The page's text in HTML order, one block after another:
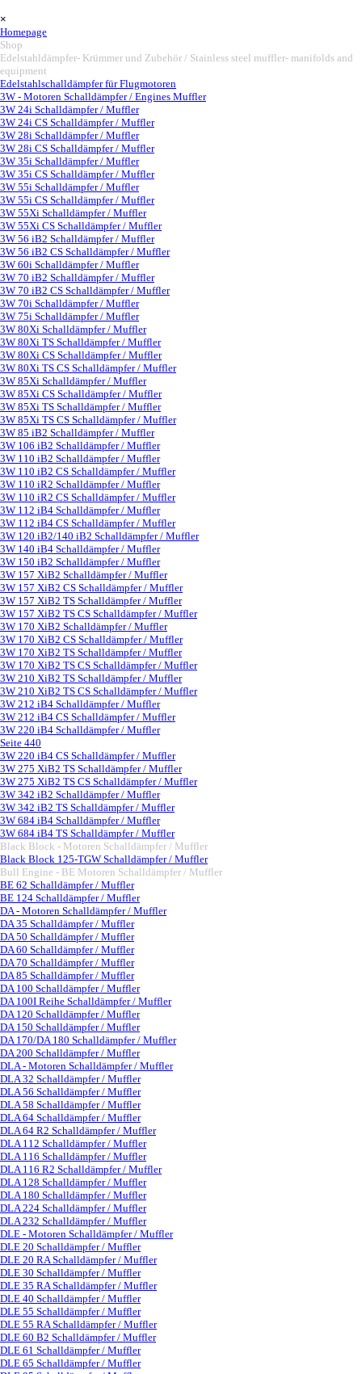
×
Homepage
Shop
Edelstahldämpfer- Krümmer und Zubehör / Stainless steel muffler- manifolds and
equipment
Edelstahlschalldämpfer für Flugmotoren
3W - Motoren Schalldämpfer / Engines Muffler▼
3W 24i Schalldämpfer / Muffler
3W 24i CS Schalldämpfer / Muffler
3W 28i Schalldämpfer / Muffler
3W 28i CS Schalldämpfer / Muffler
3W 35i Schalldämpfer / Muffler
3W 35i CS Schalldämpfer / Muffler
3W 55i Schalldämpfer / Muffler
3W 55i CS Schalldämpfer / Muffler
3W 55Xi Schalldämpfer / Muffler
3W 55Xi CS Schalldämpfer / Muffler
3W 56 iB2 Schalldämpfer / Muffler
3W 56 iB2 CS Schalldämpfer / Muffler
3W 60i Schalldämpfer / Muffler
3W 70 iB2 Schalldämpfer / Muffler
3W 70 iB2 CS Schalldämpfer / Muffler
3W 70i Schalldämpfer / Muffler
3W 75i Schalldämpfer / Muffler
3W 80Xi Schalldämpfer / Muffler
3W 80Xi TS Schalldämpfer / Muffler
3W 80Xi CS Schalldämpfer / Muffler
3W 80Xi TS CS Schalldämpfer / Muffler
3W 85Xi Schalldämpfer / Muffler
3W 85Xi CS Schalldämpfer / Muffler
3W 85Xi TS Schalldämpfer / Muffler
3W 85Xi TS CS Schalldämpfer / Muffler
3W 85 iB2 Schalldämpfer / Muffler
3W 106 iB2 Schalldämpfer / Muffler
3W 110 iB2 Schalldämpfer / Muffler
3W 110 iB2 CS Schalldämpfer / Muffler
3W 110 iR2 Schalldämpfer / Muffler
3W 110 iR2 CS Schalldämpfer / Muffler
3W 112 iB4 Schalldämpfer / Muffler
3W 112 iB4 CS Schalldämpfer / Muffler
3W 120 iB2/140 iB2 Schalldämpfer / Muffler
3W 140 iB4 Schalldämpfer / Muffler
3W 150 iB2 Schalldämpfer / Muffler
3W 157 XiB2 Schalldämpfer / Muffler
3W 157 XiB2 CS Schalldämpfer / Muffler
3W 157 XiB2 TS Schalldämpfer / Muffler
3W 157 XiB2 TS CS Schalldämpfer / Muffler
3W 170 XiB2 Schalldämpfer / Muffler
3W 170 XiB2 CS Schalldämpfer / Muffler
3W 170 XiB2 TS Schalldämpfer / Muffler
3W 170 XiB2 TS CS Schalldämpfer / Muffler
3W 210 XiB2 TS Schalldämpfer / Muffler
3W 210 XiB2 TS CS Schalldämpfer / Muffler
3W 212 iB4 Schalldämpfer / Muffler
3W 212 iB4 CS Schalldämpfer / Muffler
3W 220 iB4 Schalldämpfer / Muffler
Seite 440
3W 220 iB4 CS Schalldämpfer / Muffler
3W 275 XiB2 TS Schalldämpfer / Muffler
3W 275 XiB2 TS CS Schalldämpfer / Muffler
3W 342 iB2 Schalldämpfer / Muffler
3W 342 iB2 TS Schalldämpfer / Muffler
3W 684 iB4 Schalldämpfer / Muffler
3W 684 iB4 TS Schalldämpfer / Muffler
Black Block - Motoren Schalldämpfer / Muffler
Black Block 125-TGW Schalldämpfer / Muffler
Bull Engine - BE Motoren Schalldämpfer / Muffler
BE 62 Schalldämpfer / Muffler
BE 124 Schalldämpfer / Muffler
DA - Motoren Schalldämpfer / Muffler▼
DA 35 Schalldämpfer / Muffler
DA 50 Schalldämpfer / Muffler
DA 60 Schalldämpfer / Muffler
DA 70 Schalldämpfer / Muffler
DA 85 Schalldämpfer / Muffler
DA 100 Schalldämpfer / Muffler
DA 100I Reihe Schalldämpfer / Muffler
DA 120 Schalldämpfer / Muffler
DA 150 Schalldämpfer / Muffler
DA 170/DA 180 Schalldämpfer / Muffler
DA 200 Schalldämpfer / Muffler
DLA - Motoren Schalldämpfer / Muffler▼
DLA 32 Schalldämpfer / Muffler
DLA 56 Schalldämpfer / Muffler
DLA 58 Schalldämpfer / Muffler
DLA 64 Schalldämpfer / Muffler
DLA 64 R2 Schalldämpfer / Muffler
DLA 112 Schalldämpfer / Muffler
DLA 116 Schalldämpfer / Muffler
DLA 116 R2 Schalldämpfer / Muffler
DLA 128 Schalldämpfer / Muffler
DLA 180 Schalldämpfer / Muffler
DLA 224 Schalldämpfer / Muffler
DLA 232 Schalldämpfer / Muffler
DLE - Motoren Schalldämpfer / Muffler▼
DLE 20 Schalldämpfer / Muffler
DLE 20 RA Schalldämpfer / Muffler
DLE 30 Schalldämpfer / Muffler
DLE 35 RA Schalldämpfer / Muffler
DLE 40 Schalldämpfer / Muffler
DLE 55 Schalldämpfer / Muffler
DLE 55 RA Schalldämpfer / Muffler
DLE 60 B2 Schalldämpfer / Muffler
DLE 61 Schalldämpfer / Muffler
DLE 65 Schalldämpfer / Muffler